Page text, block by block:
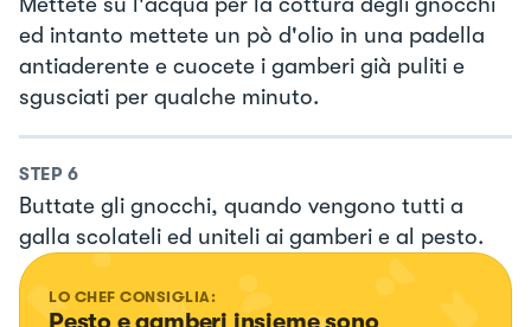
ed intanto mettete un pò d'olio in una padella
antiaderente e cuocete i gamberi già puliti e
sgusciati per qualche minuto.
STEP 6
Buttate gli gnocchi, quando vengono tutti a
galla scolateli ed uniteli ai gamberi e al pesto.
LO CHEF CONSIGLIA: